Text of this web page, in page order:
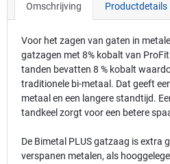
Omschrijving Productdetails
Voor het zagen van gaten in
gatzagen met 8% kobalt van
tanden bevatten 8 % kobalt
traditionele bi-metaal. Dat geeft
metaal en een langere standtijd.
tandkeel zorgt voor een betere
De Bimetal PLUS gatzaag is extra
verspanen metalen, als